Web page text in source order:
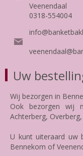
Veenendaal
0318-554004
Uw
Wij bezorgen in
Ook bezorgen wij
Achterberg,
U kunt uiteraard uw
Bennekom of